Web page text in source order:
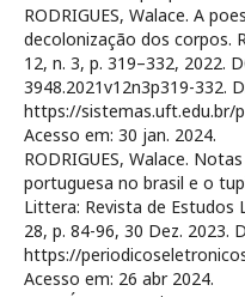
RODRIGUES, Walace. A
decolonização dos corpos.
12, n. 3, p. 319–332, 2022.
3948.2021v12n3p319-332.
https://sistemas.uft.edu.br/
Acesso em: 30 jan. 2024.
RODRIGUES, Walace.
portuguesa no brasil e o
Littera: Revista de Estudos
28, p. 84-96, 30 Dez. 2023.
https://
Acesso em: 26 abr 2024.